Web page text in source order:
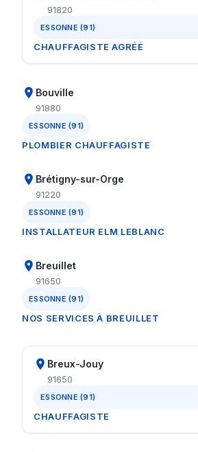
91820
ESSONNE (91)
CHAUFFAGISTE AGRÉÉ
Bouville
91880
ESSONNE (91)
PLOMBIER CHAUFFAGISTE
Brétigny-sur-Orge
91220
ESSONNE (91)
INSTALLATEUR ELM LEBLANC
Breuillet
91650
ESSONNE (91)
NOS SERVICES À BREUILLET
Breux-Jouy
91650
ESSONNE (91)
CHAUFFAGISTE